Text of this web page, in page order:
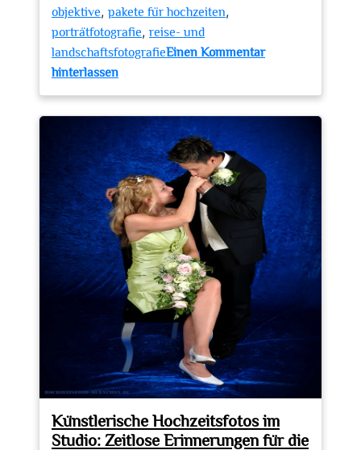
objektive, pakete für hochzeiten,
porträtfotografie, reise- und
landschaftsfotografieEinen Kommentar
hinterlassenzu
Fotostudio
Peter
Burgfarrnbach
im
Rampenlicht
Künstlerische Hochzeitsfotos im
Studio: Zeitlose Erinnerungen für die